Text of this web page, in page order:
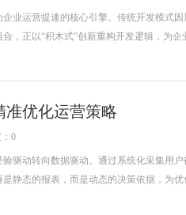
运营提速的核心引擎。传统开发模式因
，正以“积木式”创新重构开发逻辑，为企
准优化运营策略
0
动转向数据驱动。通过系统化采集用户
静态的报表，而是动态的决策依据，为